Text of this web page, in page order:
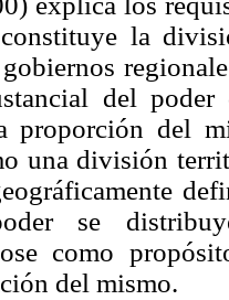
la
del
proporción del
una división
se
como
del mismo.